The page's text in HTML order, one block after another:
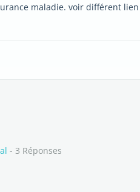
maladie. voir différent lien
- 3 Réponses